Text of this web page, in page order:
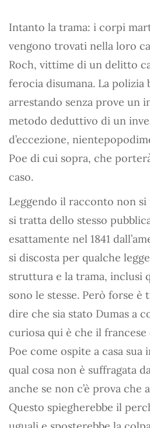
Intanto la trama: i corpi
vengono trovati nella loro
Roch, vittime di un delitto
ferocia disumana. La polizia
arrestando senza prove un
metodo deduttivo di un
d’eccezione,
Poe di cui sopra, che
caso.
Leggendo il racconto non
si tratta dello stesso
esattamente nel 1841
si discosta per qualche
struttura e la trama, inclusi
sono le stesse. Però forse
dire che sia stato Dumas a
curiosa qui è che il
Poe come ospite a casa
qual cosa non è suffragata
anche se non c’è prova
Questo spiegherebbe il